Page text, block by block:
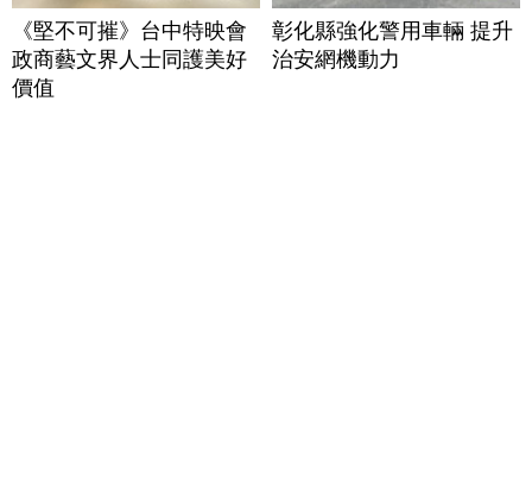
《堅不可摧》台中特映會
政商藝文界人士同護美好
價值
彰化縣強化警用車輛 提升
治安網機動力